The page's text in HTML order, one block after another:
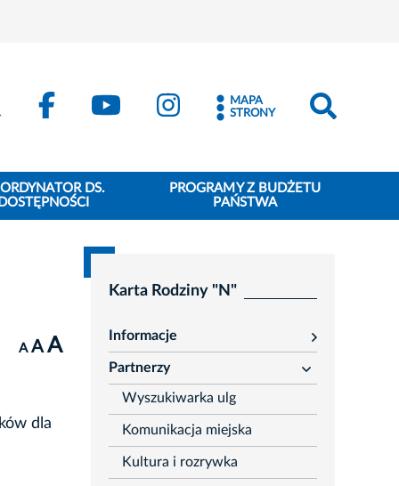
MAPA
STRONY
DS.
PROGRAMY Z BUDŻETU
PAŃSTWA
A A A
dla
Karta Rodziny "N"
Informacje
rozwiń
Partnerzy
rozwiń
Wyszukiwarka ulg
Komunikacja miejska
Kultura i rozrywka